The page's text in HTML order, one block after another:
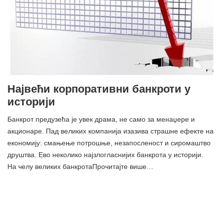
Највећи корпоративни банкроти у
историји
Банкрот предузећа је увек драма, не само за менаџере и
акционаре. Пад великих компанија изазива страшне ефекте на
економију: смањење потрошње, незапосленост и сиромаштво
друштва. Ево неколико најзлогласнијих банкрота у историји.
На челу великих банкротаПрочитајте више…